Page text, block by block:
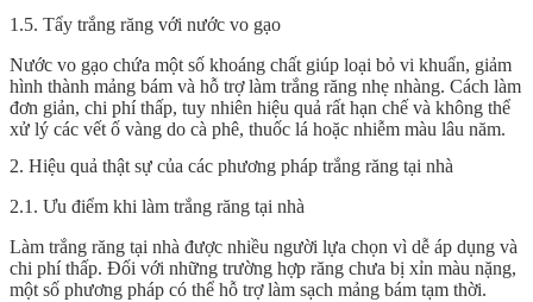
1.5. Tẩy trắng răng với nước vo gạo
Nước vo gạo chứa một số khoáng chất giúp loại bỏ vi khuẩn, giảm
hình thành mảng bám và hỗ trợ làm trắng răng nhẹ nhàng. Cách làm
đơn giản, chi phí thấp, tuy nhiên hiệu quả rất hạn chế và không thể
xử lý các vết ố vàng do cà phê, thuốc lá hoặc nhiễm màu lâu năm.
2. Hiệu quả thật sự của các phương pháp trắng răng tại nhà
2.1. Ưu điểm khi làm trắng răng tại nhà
Làm trắng răng tại nhà được nhiều người lựa chọn vì dễ áp dụng và
chi phí thấp. Đối với những trường hợp răng chưa bị xỉn màu nặng,
một số phương pháp có thể hỗ trợ làm sạch mảng bám tạm thời.